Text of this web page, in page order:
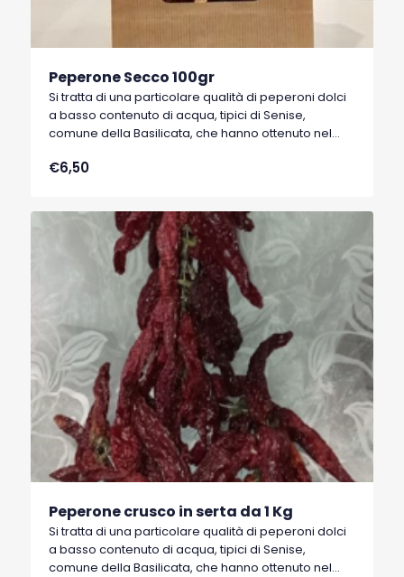
Peperone Secco 100gr
Si tratta di una particolare qualità di peperoni dolci
a basso contenuto di acqua, tipici di Senise,
comune della Basilicata, che hanno ottenuto nel
Protetta).
€6,50
Peperone crusco in serta da 1 Kg
Si tratta di una particolare qualità di peperoni dolci
a basso contenuto di acqua, tipici di Senise,
comune della Basilicata, che hanno ottenuto nel